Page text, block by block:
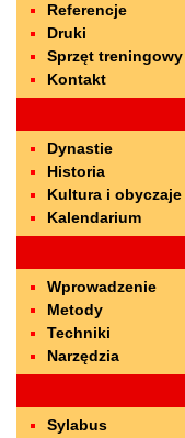
Referencje
Druki
Sprzęt treningowy
Kontakt
Dynastie
Historia
Kultura i obyczaje
Kalendarium
Wprowadzenie
Metody
Techniki
Narzędzia
Sylabus